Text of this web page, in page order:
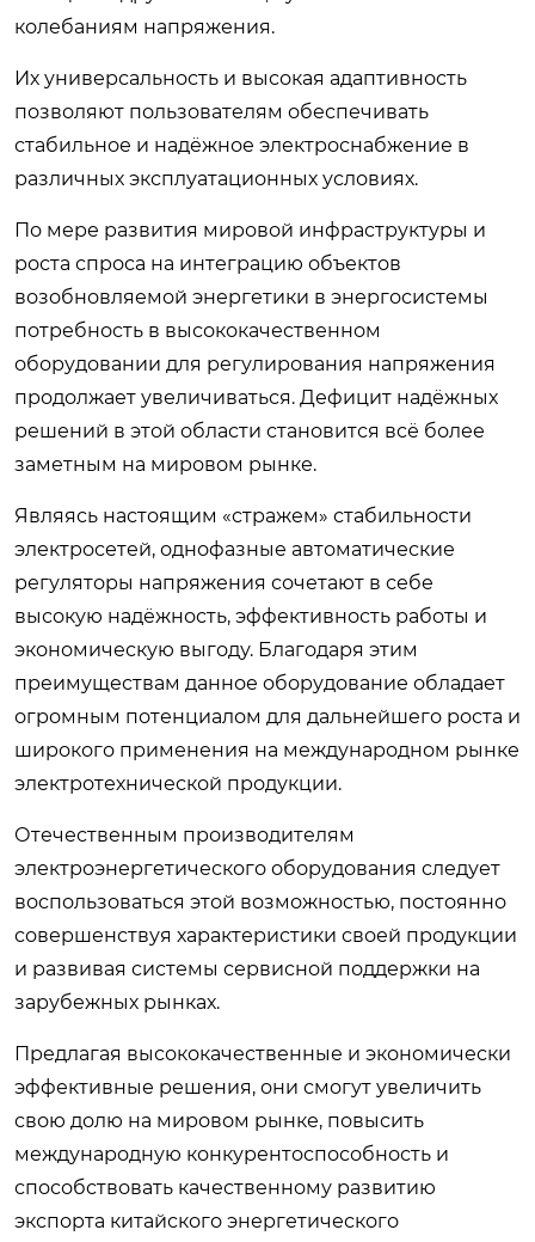
колебаниям напряжения.
Их универсальность и высокая адаптивность
позволяют пользователям обеспечивать
стабильное и надёжное электроснабжение в
различных эксплуатационных условиях.
По мере развития мировой инфраструктуры и
роста спроса на интеграцию объектов
возобновляемой энергетики в энергосистемы
потребность в высококачественном
оборудовании для регулирования напряжения
продолжает увеличиваться. Дефицит надёжных
решений в этой области становится всё более
заметным на мировом рынке.
Являясь настоящим «стражем» стабильности
электросетей, однофазные автоматические
регуляторы напряжения сочетают в себе
высокую надёжность, эффективность работы и
экономическую выгоду. Благодаря этим
преимуществам данное оборудование обладает
огромным потенциалом для дальнейшего роста и
широкого применения на международном рынке
электротехнической продукции.
Отечественным производителям
электроэнергетического оборудования следует
воспользоваться этой возможностью, постоянно
совершенствуя характеристики своей продукции
и развивая системы сервисной поддержки на
зарубежных рынках.
Предлагая высококачественные и экономически
эффективные решения, они смогут увеличить
свою долю на мировом рынке, повысить
международную конкурентоспособность и
способствовать качественному развитию
экспорта китайского энергетического